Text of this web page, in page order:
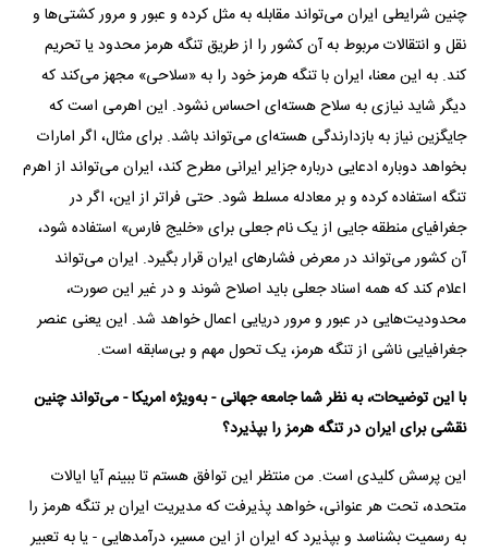
چنین شرایطی ایران می‌تواند مقابله به ‌مثل کرده و عبور و مرور کشتی‌ها و
نقل و انتقالات مربوط به آن کشور را از طریق تنگه هرمز محدود یا تحریم
کند. به این معنا، ایران با تنگه هرمز خود را به «سلاحی» مجهز می‌کند که
دیگر شاید نیازی به سلاح هسته‌ای احساس نشود. این اهرمی است که
جایگزین نیاز به بازدارندگی هسته‌ای می‌تواند باشد. برای مثال، اگر امارات
بخواهد دوباره ادعایی درباره جزایر ایرانی مطرح کند، ایران می‌تواند از اهرم
تنگه استفاده کرده و بر معادله مسلط شود. حتی فراتر از این، اگر در
جغرافیای منطقه جایی از یک نام جعلی برای «خلیج فارس» استفاده شود،
آن کشور می‌تواند در معرض فشارهای ایران قرار بگیرد. ایران می‌تواند
اعلام کند که همه اسناد جعلی باید اصلاح شوند و در غیر این صورت،
محدودیت‌هایی در عبور و مرور دریایی اعمال خواهد شد. این یعنی عنصر
جغرافیایی ناشی از تنگه هرمز، یک تحول مهم و بی‌سابقه است.
با این توضیحات، به نظر شما جامعه جهانی - به‌ویژه امریکا - می‌تواند چنین
نقشی برای ایران در تنگه هرمز را بپذیرد؟
این پرسش کلیدی است. من منتظر این توافق هستم تا ببینم آیا ایالات
متحده، تحت هر عنوانی، خواهد پذیرفت که مدیریت ایران بر تنگه هرمز را
به رسمیت بشناسد و بپذیرد که ایران از این مسیر، درآمدهایی - یا به تعبیر